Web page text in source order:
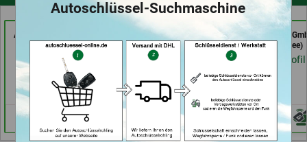
AutoAufsperrer (in Bad
Arolsen)
Händlerprofil
AutoSchlüssel BerliN (in
Berlin)
Händlerprofil
Autohaus Patz
(in Rot am See)
Händlerprofil
Autoschlüssel-Suchmaschine